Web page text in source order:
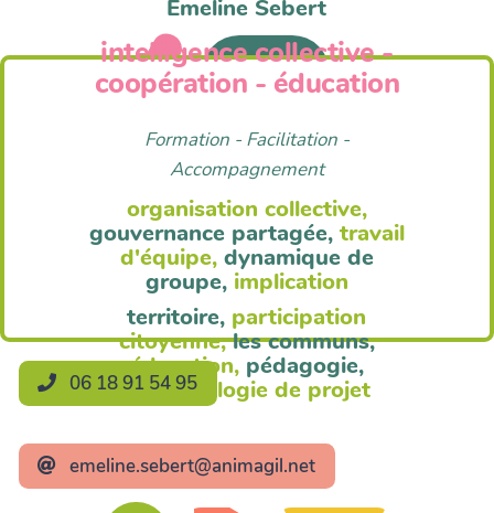
Anim'Agil
Emeline Sebert
intelligence collective -
coopération - éducation
Formation - Facilitation -
Accompagnement
organisation collective,
gouvernance partagée, travail
d'équipe, dynamique de
groupe, implication
territoire, participation
citoyenne, les communs,
éducation, pédagogie,
méthodologie de projet
06 18 91 54 95
emeline.sebert@animagil.net